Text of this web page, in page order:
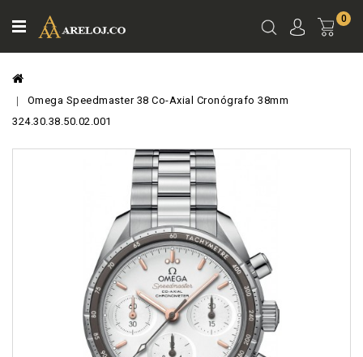
0
Omega Speedmaster 38 Co-Axial Cronógrafo 38mm
324.30.38.50.02.001